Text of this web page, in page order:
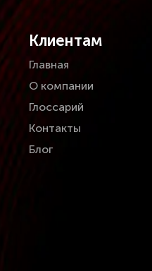
Клиентам
Главная
О компании
Глоссарий
Контакты
Блог